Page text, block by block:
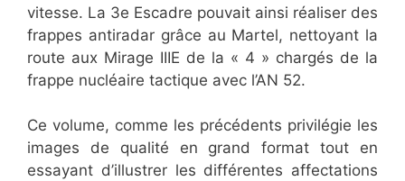
vitesse. La 3e Escadre pouvait ainsi réaliser des
frappes antiradar grâce au Martel, nettoyant la
route aux Mirage IIIE de la « 4 » chargés de la
frappe nucléaire tactique avec l’AN 52.
Ce volume, comme les précédents privilégie les
images de qualité en grand format tout en
essayant d’illustrer les différentes affectations